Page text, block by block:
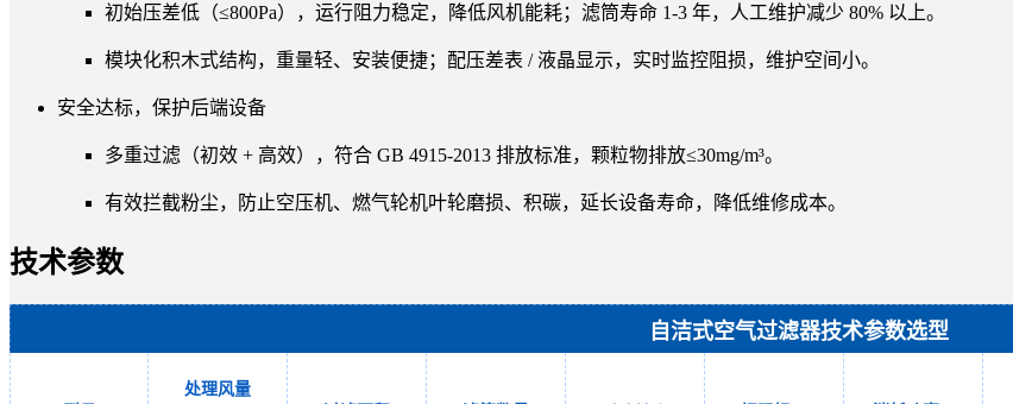
初始压差低（≤800Pa），运行阻力稳定，降低风机能耗；滤筒寿命 1-3 年，人工维护减少 80% 以上。
模块化积木式结构，重量轻、安装便捷；配压差表 / 液晶显示，实时监控阻损，维护空间小。
安全达标，保护后端设备
多重过滤（初效 + 高效），符合 GB 4915-2013 排放标准，颗粒物排放≤30mg/m³。
有效拦截粉尘，防止空压机、燃气轮机叶轮磨损、积碳，延长设备寿命，降低维修成本。
技术参数
自洁式空气过滤器技术参数选型
处理风量